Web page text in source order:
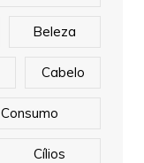
Beleza
Cabelo
Consumo
Cílios